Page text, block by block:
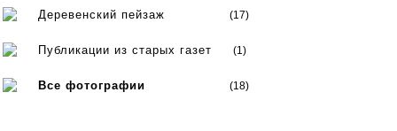
Деревенский пейзаж (17)
Публикации из старых газет (1)
Все фотографии (18)